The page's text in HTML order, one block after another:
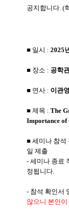
공지합니다. (
■ 일시 : 2025
■ 장소 : 공학
■ 연사 : 이관
■ 제목 : The
Importance of
■ 세미나 참석
일 제출
- 세미나 종료
정됩니다.
- 참석 확인서
않으니 본인